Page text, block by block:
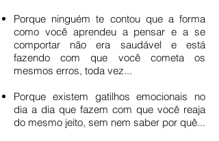
Porque ninguém te contou que a forma
como você aprendeu a pensar e a se
comportar não era saudável e está
fazendo com que você cometa os
mesmos erros, toda vez...
Porque existem gatilhos emocionais no
dia a dia que fazem com que você reaja
do mesmo jeito, sem nem saber por quê...